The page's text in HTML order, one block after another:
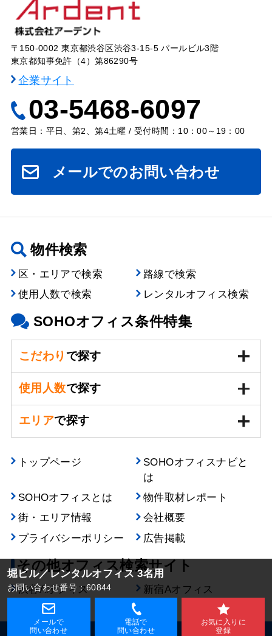
堀ビル／レンタルオフィス 3名用
お問い合わせ番号：60844
メールで
問い合わせ
電話で
問い合わせ
お気に入りに
登録
〒150-0002 東京都渋谷区渋谷3-15-5 パールビル3階
東京都知事免許（4）第86290号
企業サイト
03-5468-6097
営業日：平日、第2、第4土曜 / 受付時間：10：00～19：00
メールでのお問い合わせ
物件検索
区・エリアで検索
路線で検索
使用人数で検索
レンタルオフィス検索
SOHOオフィス条件特集
こだわり で探す
使用人数で探す
エリアで探す
トップページ
SOHOオフィスナビと
は
SOHOオフィスとは
物件取材レポート
街・エリア情報
会社概要
プライバシーポリシー
広告掲載
その他オフィス検索サイト
渋谷Aオフィス 新宿Aオフィス
©2008 Ardent